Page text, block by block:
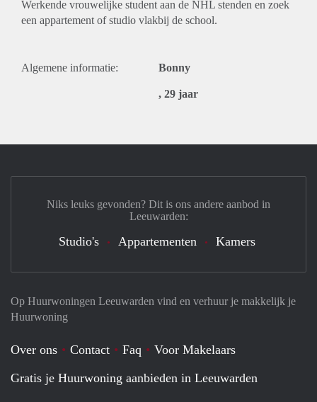
Werkende vrouwelijke student aan de NHL stenden en zoek
een appartement of studio vlakbij de school.
Algemene informatie: Bonny
, 29 jaar
Op Huurwoningen Leeuwarden vind en verhuur je makkelijk je
Huurwoning
Over ons Contact Faq
Voor Makelaars
Gratis je Huurwoning aanbieden in Leeuwarden
Niks leuks gevonden? Dit is ons andere aanbod in
Leeuwarden:
Studio's Appartementen Kamers